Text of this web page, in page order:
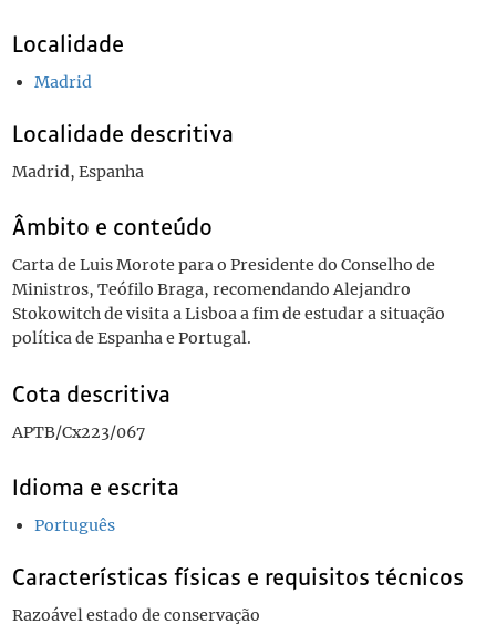
Localidade
Madrid
Localidade descritiva
Madrid, Espanha
Âmbito e conteúdo
Carta de Luis Morote para o Presidente do Conselho de
Ministros, Teófilo Braga, recomendando Alejandro
Stokowitch de visita a Lisboa a fim de estudar a situação
política de Espanha e Portugal.
Cota descritiva
APTB/Cx223/067
Idioma e escrita
Português
Características físicas e requisitos técnicos
Razoável estado de conservação